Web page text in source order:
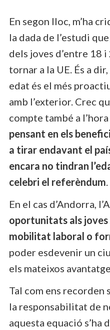
En segon lloc, m’ha
la dada de l’estudi
dels joves d’entre 18
tornar a la UE. És a
edat és el més
amb l’exterior. Crec
compte també a
pensant en els
a tirar endavant el
encara no tindran
celebri el referèndum.
En el cas d’Andorra,
oportunitats als
mobilitat laboral o
poder esdevenir un
els mateixos
Tal com ens
la responsabilitat de
aquesta equació s’ha